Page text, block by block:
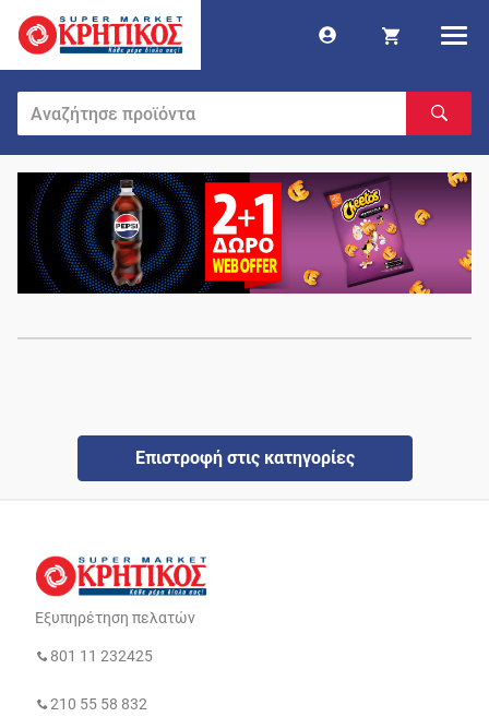
Επιστροφή στις κατηγορίες
Εξυπηρέτηση πελατών
801 11 232425
210 55 58 832